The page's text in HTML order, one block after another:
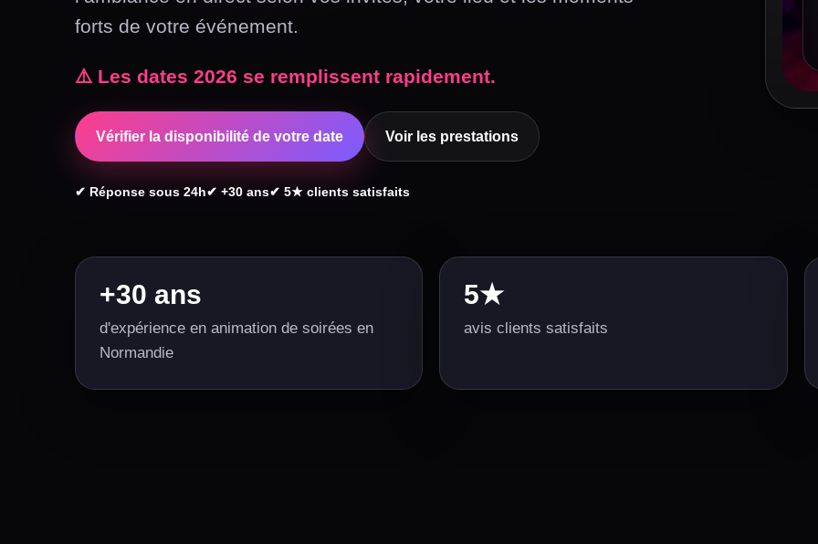
forts de votre événement.
⚠️ Les dates 2026 se remplissent rapidement.
Vérifier la disponibilité de votre date Voir les prestations
✔ Réponse sous 24h✔ +30 ans✔ 5★ clients satisfaits
+30 ans
d'expérience en animation de soirées en
Normandie
5★
avis clients satisfaits